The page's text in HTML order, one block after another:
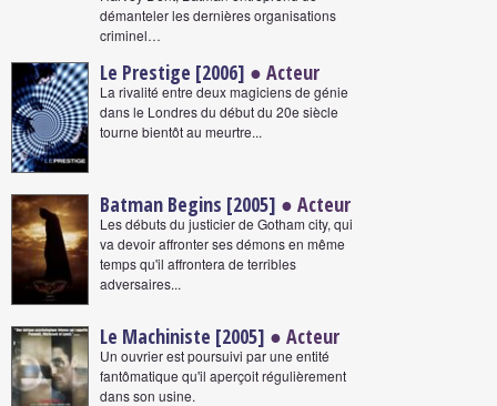
démanteler les dernières organisations
criminel…
Le Prestige [2006] ● Acteur
La rivalité entre deux magiciens de génie
dans le Londres du début du 20e siècle
tourne bientôt au meurtre...
Batman Begins [2005] ● Acteur
Les débuts du justicier de Gotham city, qui
va devoir affronter ses démons en même
temps qu'il affrontera de terribles
adversaires...
Le Machiniste [2005] ● Acteur
Un ouvrier est poursuivi par une entité
fantômatique qu'il aperçoit régulièrement
dans son usine.